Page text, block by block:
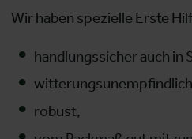
Wir haben spezielle Erste
handlungssicher auch
robust,